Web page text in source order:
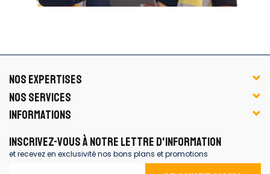
NOS EXPERTISES
NOS SERVICES
INFORMATIONS
INSCRIVEZ-VOUS À NOTRE LETTRE D'INFORMATION
et recevez en exclusivité nos bons plans et promotions